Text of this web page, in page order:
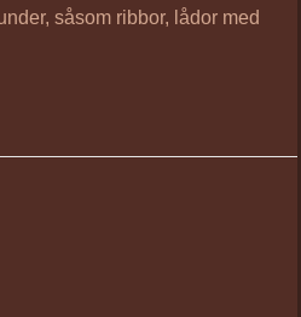
såsom ribbor, lådor med